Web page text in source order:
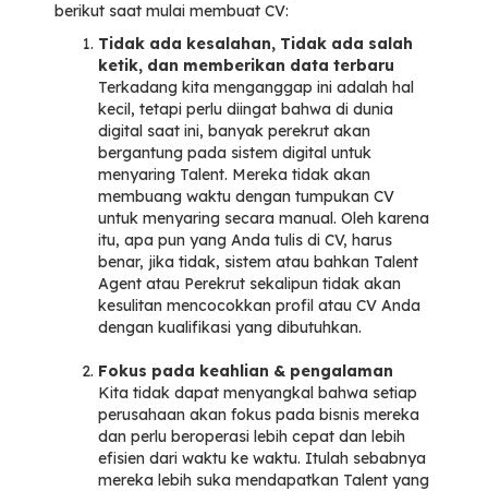
berikut saat mulai membuat CV:
Tidak ada kesalahan, Tidak ada salah
ketik, dan memberikan data terbaru
Terkadang kita menganggap ini adalah hal
kecil, tetapi perlu diingat bahwa di dunia
digital saat ini, banyak perekrut akan
bergantung pada sistem digital untuk
menyaring Talent. Mereka tidak akan
membuang waktu dengan tumpukan CV
untuk menyaring secara manual. Oleh karena
itu, apa pun yang Anda tulis di CV, harus
benar, jika tidak, sistem atau bahkan Talent
Agent atau Perekrut sekalipun tidak akan
kesulitan mencocokkan profil atau CV Anda
dengan kualifikasi yang dibutuhkan.
Fokus pada keahlian & pengalaman
Kita tidak dapat menyangkal bahwa setiap
perusahaan akan fokus pada bisnis mereka
dan perlu beroperasi lebih cepat dan lebih
efisien dari waktu ke waktu. Itulah sebabnya
mereka lebih suka mendapatkan Talent yang